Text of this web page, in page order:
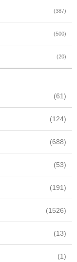
(387)
(500)
(20)
(61)
(124)
(688)
(53)
(191)
(1526)
(13)
(1)